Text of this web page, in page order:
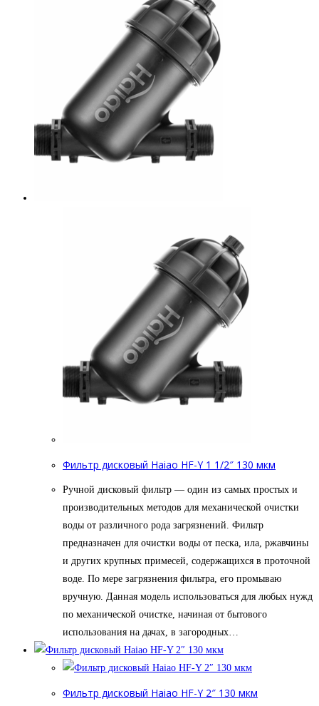
Фильтр дисковый Haiao HF-Y 1 1/2″ 130 мкм
Ручной дисковый фильтр — один из самых простых и
производительных методов для механической очистки
воды от различного рода загрязнений. Фильтр
предназначен для очистки воды от песка, ила, ржавчины
и других крупных примесей, содержащихся в проточной
воде. По мере загрязнения фильтра, его промываю
вручную. Данная модель использоваться для любых нужд
по механической очистке, начиная от бытового
использования на дачах, в загородных…
Фильтр дисковый Haiao HF-Y 2″ 130 мкм